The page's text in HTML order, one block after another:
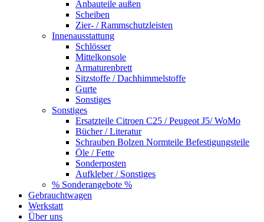
Anbauteile außen
Scheiben
Zier- / Rammschutzleisten
Innenausstattung
Schlösser
Mittelkonsole
Armaturenbrett
Sitzstoffe / Dachhimmelstoffe
Gurte
Sonstiges
Sonstiges
Ersatzteile Citroen C25 / Peugeot J5/ WoMo
Bücher / Literatur
Schrauben Bolzen Normteile Befestigungsteile
Öle / Fette
Sonderposten
Aufkleber / Sonstiges
% Sonderangebote %
Gebrauchtwagen
Werkstatt
Über uns